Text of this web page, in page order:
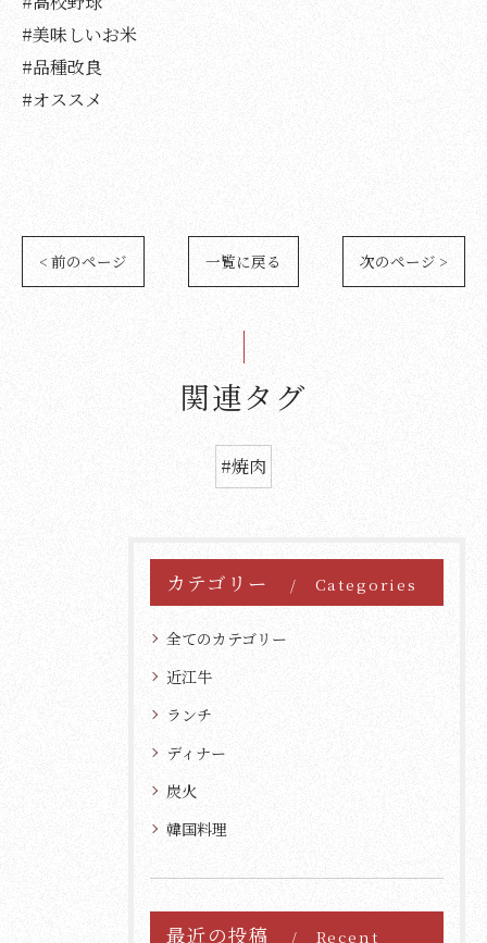
#美味しいお米
#品種改良
#オススメ
< 前のページ 一覧に戻る 次のページ >
関連タグ
#焼肉
カテゴリー Categories
全てのカテゴリー
近江牛
ランチ
ディナー
炭火
韓国料理
最近の投稿
Recent